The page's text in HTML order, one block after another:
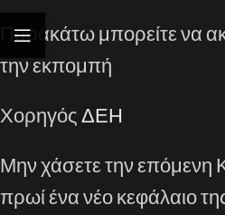
Παρακάτω μπορείτε να
την εκπομπή
ΧορηγόςΔΕΗ
Μην χάσετε την επόμενη
πρωί ένα νέο κεφάλαιο